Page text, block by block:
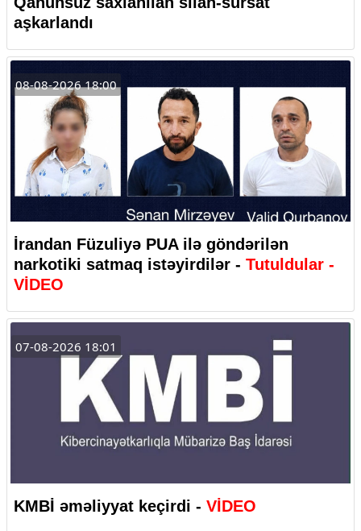
aşkarlandı
08-08-2026 18:00
İrandan Füzuliyə PUA ilə göndərilən
narkotiki satmaq istəyirdilər - Tutuldular -
VİDEO
07-08-2026 18:01
KMBİ əməliyyat keçirdi - VİDEO